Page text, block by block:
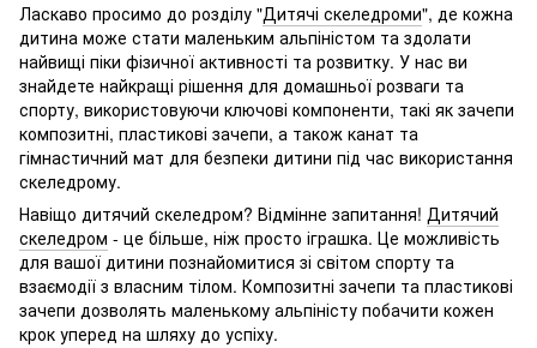
Ласкаво просимо до розділу "Дитячі скеледроми", де кожна
дитина може стати маленьким альпіністом та здолати
найвищі піки фізичної активності та розвитку. У нас ви
знайдете найкращі рішення для домашньої розваги та
спорту, використовуючи ключові компоненти, такі як зачепи
композитні, пластикові зачепи, а також канат та
гімнастичний мат для безпеки дитини під час використання
скеледрому.
Навіщо дитячий скеледром? Відмінне запитання! Дитячий
скеледром - це більше, ніж просто іграшка. Це можливість
для вашої дитини познайомитися зі світом спорту та
взаємодії з власним тілом. Композитні зачепи та пластикові
зачепи дозволять маленькому альпіністу побачити кожен
крок уперед на шляху до успіху.